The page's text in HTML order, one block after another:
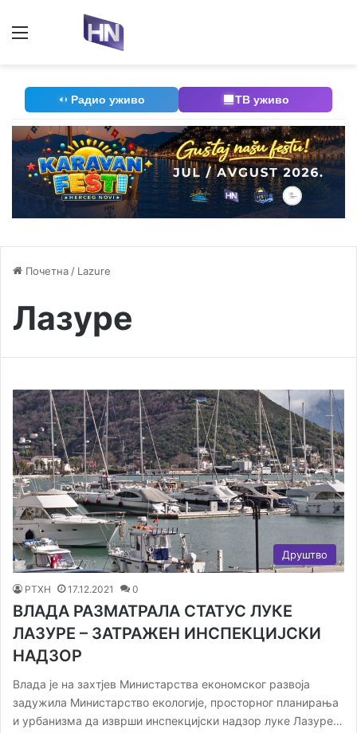
Радио уживо ТВ уживо
Почетна / Lazure
Лазуре
Друштво
РТХН 17.12.2021 0
ВЛАДА РАЗМАТРАЛА СТАТУС ЛУКЕ
ЛАЗУРЕ – ЗАТРАЖЕН ИНСПЕКЦИЈСКИ
НАДЗОР
Влада је на захтјев Министарства економског развоја
задужила Министарство екологије, просторног планирања
и урбанизма да изврши инспекцијски надзор луке Лазуре…